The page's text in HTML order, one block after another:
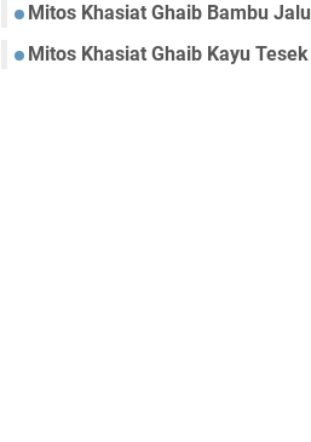
Mitos Khasiat Ghaib Bambu Jalu
Mitos Khasiat Ghaib Kayu Tesek